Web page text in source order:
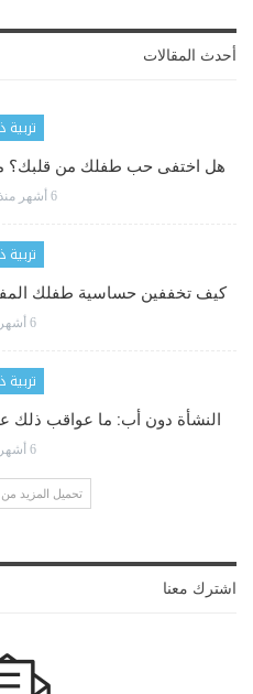
أحدث المقالات
تربية
هل اختفى حب طفلك من قلبك؟ ما
6 أشهر منذ
تربية
كيف تخففين حساسية طفلك
6 أشهر منذ
تربية
النشأة دون أب: ما عواقب ذلك
6 أشهر منذ
تحميل المزيد
اشترك معنا